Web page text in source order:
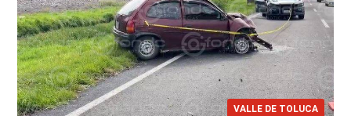
VALLE DE TOLUCA